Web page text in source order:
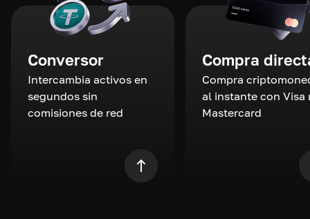
Conversor
Intercambia activos en
segundos sin
comisiones de red
Compra
Compra
al instante con Visa
Mastercard